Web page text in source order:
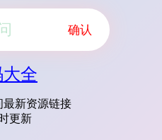
确认
全
最新资源链接
更新